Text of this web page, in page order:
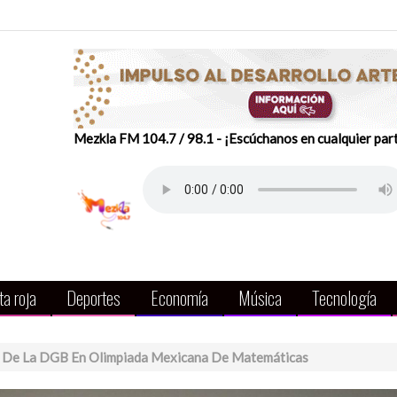
Mezkla FM 104.7 / 98.1 - ¡Escúchanos en cualquier
roja Deportes Economía Música Tecnología
La DGB En Olimpiada Mexicana De Matemáticas